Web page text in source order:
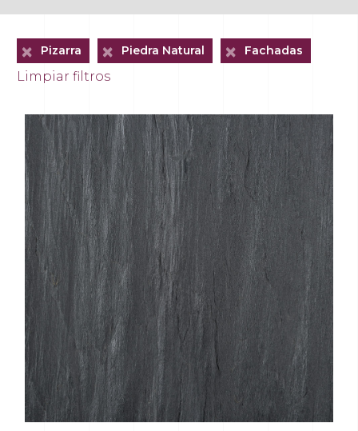
+Pizarra +Piedra Natural +Fachadas
Limpiar filtros